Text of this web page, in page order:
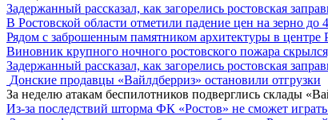
Задержанный рассказал, как загорелись ростовская
В Ростовской области отметили падение цен на зерно до
Рядом с заброшенным памятником архитектуры в центре
Виновник крупного ночного ростовского пожара
Задержанный рассказал, как загорелись ростовская
Донские продавцы «Вайлдберриз» остановили отгрузки
За неделю атакам беспилотников подверглись склады
Из-за последствий шторма ФК «Ростов» не сможет